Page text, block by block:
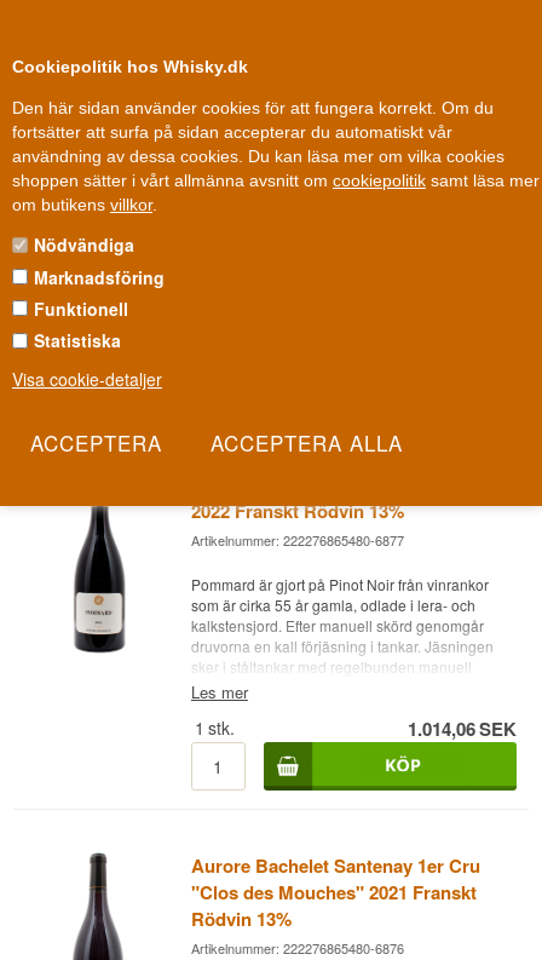
Cookiepolitik hos Whisky.dk
Den här sidan använder cookies för att fungera korrekt. Om du
fortsätter att surfa på sidan accepterar du automatiskt vår
användning av dessa cookies. Du kan läsa mer om vilka cookies
shoppen sätter i vårt allmänna avsnitt om cookiepolitik samt läsa mer
om butikens villkor.
Nödvändiga
Marknadsföring
Funktionell
Statistiska
Visa cookie-detaljer
100 % Danskägt Ägt och drivet i Danmark
Vin»Vinhus»Domaine Aurore Bachelet
DOMAINE AURORE BACHELET
I Santenay, söder om Côte de Beaunes berömda sluttningar,
arbetar en ung vinmakare vid namn Aurore med jorden hennes far
personliga form - en dotters egen tolkning av en familjs vinarv.
2022 Franskt Rödvin 13%
Artikelnummer: 222276865480-6877
Pommard är gjort på Pinot Noir från vinrankor
som är cirka 55 år gamla, odlade i lera- och
kalkstensjord. Efter manuell skörd genomgår
druvorna en kall förjäsning i tankar. Jäsningen
sker i ståltankar med regelbunden manuell
nedtryckning och överpumpning.
Vinet lagras i 12 månader på ekfat och därefter i
5 månader på ståltankar.
Vinhus: Domaine Aurore Bachelet
Land: Frankrike
Alkoholhalt: 13 %
75 cl.
Övrigt:
Les mer
1 stk. 1.014,06SEK
Aurore Bachelet Santenay 1er Cru
"Clos des Mouches" 2021 Franskt
Rödvin 13%
Artikelnummer: 222276865480-6876